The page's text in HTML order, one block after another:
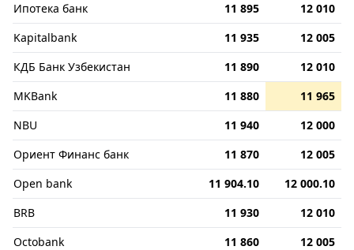
Ипотека банк
11 895
12 010
Kapitalbank
11 935
12 005
КДБ Банк Узбекистан
11 890
12 010
MKBank
11 880
11 965
NBU
11 940
12 000
Ориент Финанс банк
11 870
12 005
Open bank
11 904.10
12 000.10
BRB
11 930
12 010
Octobank
11 860
12 005